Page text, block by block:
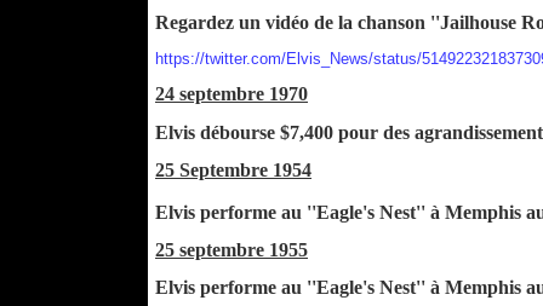
Regardez un vidéo de la chanson ''Jailhouse
https://twitter.com/Elvis_News/status/
24 septembre 1970
Elvis débourse $7,400 pour des
25 Septembre 1954
Elvis performe au ''Eagle's Nest'' à Memphis
25 septembre 1955
Elvis performe au ''Eagle's Nest'' à Memphis